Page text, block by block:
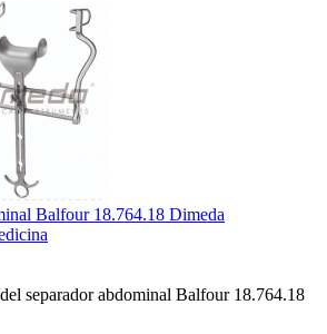
Balfour 18.764.18 Dimeda
separador abdominal Balfour 18.764.18